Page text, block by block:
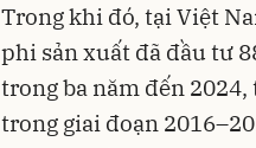
Trong khi đó, tại Việt
phi sản xuất đã đầu tư
trong ba năm đến 2024,
trong giai đoạn